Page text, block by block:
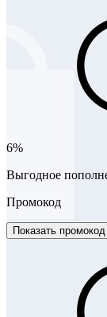
6%
Выгодное
Промокод
Показать промокод